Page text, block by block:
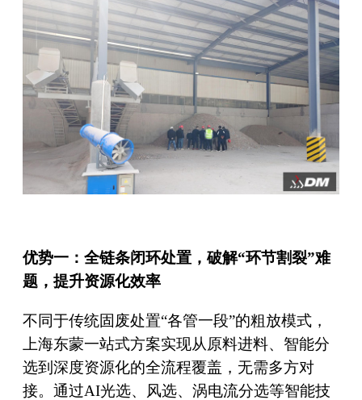
优势一：全链条闭环处置，破解“环节割裂”难
题，提升资源化效率
不同于传统固废处置“各管一段”的粗放模式，
上海东蒙一站式方案实现从原料进料、智能分
选到深度资源化的全流程覆盖，无需多方对
接。通过AI光选、风选、涡电流分选等智能技